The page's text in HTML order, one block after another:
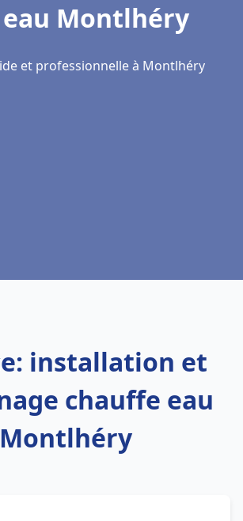
Montlhéry
et professionnelle à Montlhéry
installation et
chauffe eau
Montlhéry